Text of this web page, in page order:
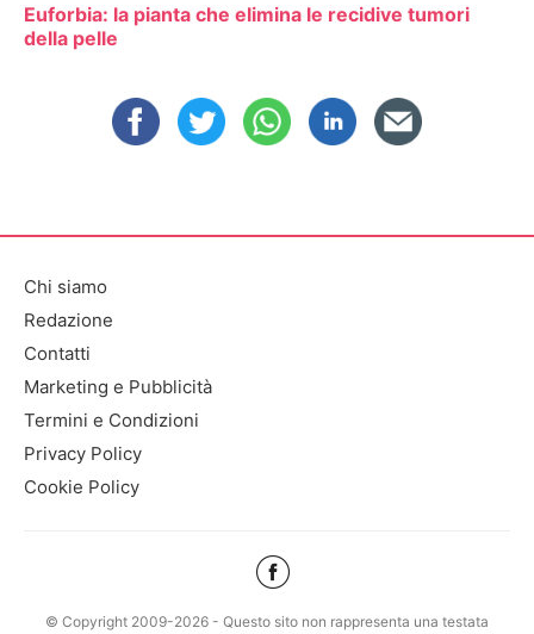
Euforbia: la pianta che elimina le recidive tumori
della pelle
Chi siamo
Redazione
Contatti
Marketing e Pubblicità
Termini e Condizioni
Privacy Policy
Cookie Policy
© Copyright 2009-2026 - Questo sito non rappresenta una testata